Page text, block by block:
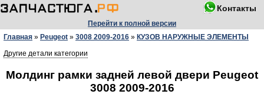
Контакты
Перейти к полной версии
Главная » Peugeot » 3008 2009-2016 » КУЗОВ НАРУЖНЫЕ ЭЛЕМЕНТЫ
Другие детали категории
Молдинг рамки задней левой двери Peugeot
3008 2009-2016